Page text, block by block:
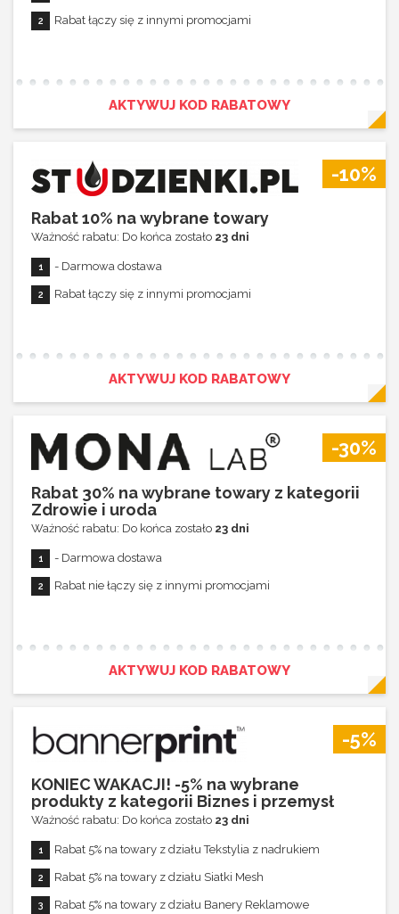
Rabat łączy się z innymi promocjami
AKTYWUJ KOD RABATOWY
-10%
Rabat 10% na wybrane towary
Ważność rabatu: Do końca zostało 23 dni
- Darmowa dostawa
Rabat łączy się z innymi promocjami
AKTYWUJ KOD RABATOWY
-30%
Rabat 30% na wybrane towary z kategorii
Zdrowie i uroda
Ważność rabatu: Do końca zostało 23 dni
- Darmowa dostawa
Rabat nie łączy się z innymi promocjami
AKTYWUJ KOD RABATOWY
-5%
KONIEC WAKACJI! -5% na wybrane
produkty z kategorii Biznes i przemysł
Ważność rabatu: Do końca zostało 23 dni
Rabat 5% na towary z działu Tekstylia z nadrukiem
Rabat 5% na towary z działu Siatki Mesh
Rabat 5% na towary z działu Banery Reklamowe